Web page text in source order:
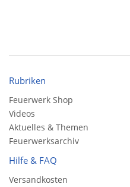
Rubriken
Feuerwerk Shop
Videos
Aktuelles & Themen
Feuerwerksarchiv
Hilfe & FAQ
Versandkosten